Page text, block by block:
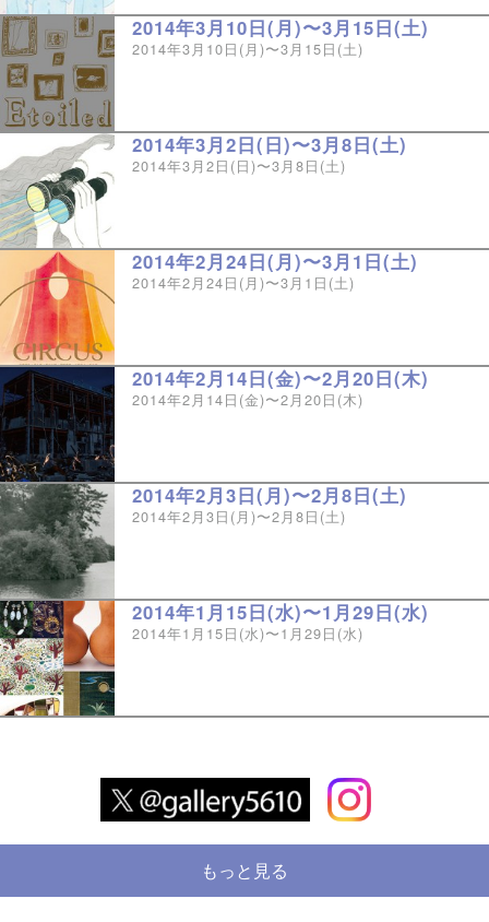
2014年3月10日(月)〜3月15日(土)
2014年3月10日(月)〜3月15日(土)
2014年3月2日(日)〜3月8日(土)
2014年3月2日(日)〜3月8日(土)
2014年2月24日(月)〜3月1日(土)
2014年2月24日(月)〜3月1日(土)
2014年2月14日(金)〜2月20日(木)
2014年2月14日(金)〜2月20日(木)
2014年2月3日(月)〜2月8日(土)
2014年2月3日(月)〜2月8日(土)
2014年1月15日(水)〜1月29日(水)
2014年1月15日(水)〜1月29日(水)
もっと見る